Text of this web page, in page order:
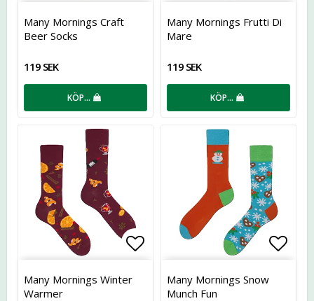
Lägg till i favoritlistan
Many Mornings Craft
Beer Socks
119 SEK
KÖP…
Many Mornings Frutti Di
Mare
119 SEK
KÖP…
Lägg till i favoritlistan
Many Mornings Winter
Warmer
Many Mornings Snow
Munch Fun